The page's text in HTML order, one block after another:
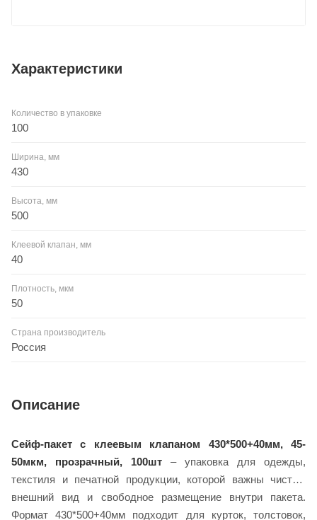
Характеристики
Количество в упаковке
100
Ширина, мм
430
Высота, мм
500
Клеевой клапан, мм
40
Плотность, мкм
50
Страна производитель
Россия
Описание
Сейф-пакет с клеевым клапаном 430*500+40мм, 45-
50мкм, прозрачный, 100шт – упаковка для одежды,
текстиля и печатной продукции, которой важны чистый
внешний вид и свободное размещение внутри пакета.
Формат 430*500+40мм подходит для курток, толстовок,